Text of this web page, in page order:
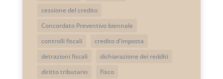
cessione del credito
Concordato Preventivo biennale
controlli fiscali
credito d'imposta
detrazioni fiscali
dichiarazione dei redditi
diritto tributario
Fisco